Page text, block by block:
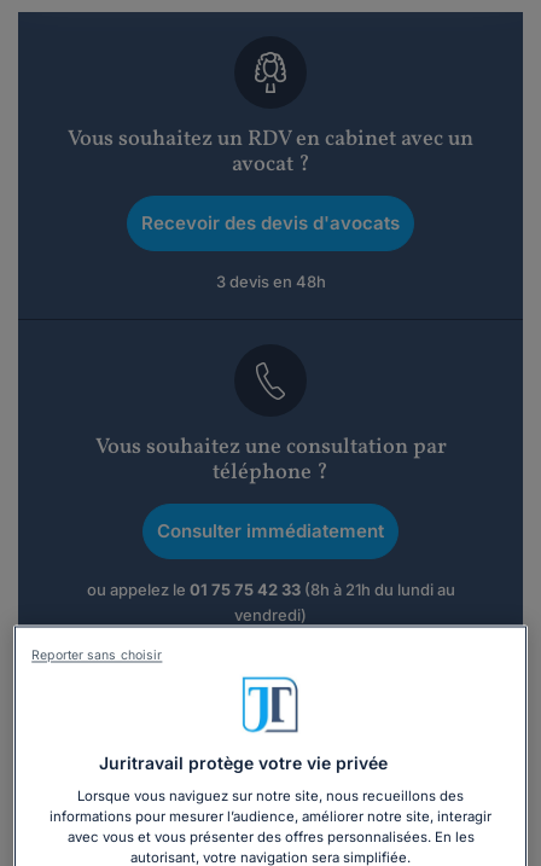
Vous souhaitez un RDV en cabinet avec un
avocat ?
Recevoir des devis d'avocats
3 devis en 48h
Vous souhaitez une consultation par
téléphone ?
Consulter immédiatement
ou appelez le 01 75 75 42 33(8h à 21h du lundi au
vendredi)
Présentation
Maître Sabrina ZAKRAOUI est avocate à Cagnes-sur-Mer. Elle
Juritravail protège votre vie privée
Lorsque vous naviguez sur notre site, nous recueillons des
informations pour mesurer l’audience, améliorer notre site, interagir
avec vous et vous présenter des offres personnalisées. En les
autorisant, votre navigation sera simplifiée.
Reporter sans choisir